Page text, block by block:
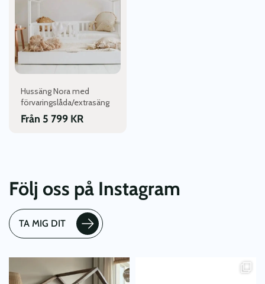
Hussäng Nora med
förvaringslåda/extrasäng
Från 5 799 KR
varianter.
De
olika
alternativen
kan
produktsidan
Följ oss på Instagram
TA MIG DIT